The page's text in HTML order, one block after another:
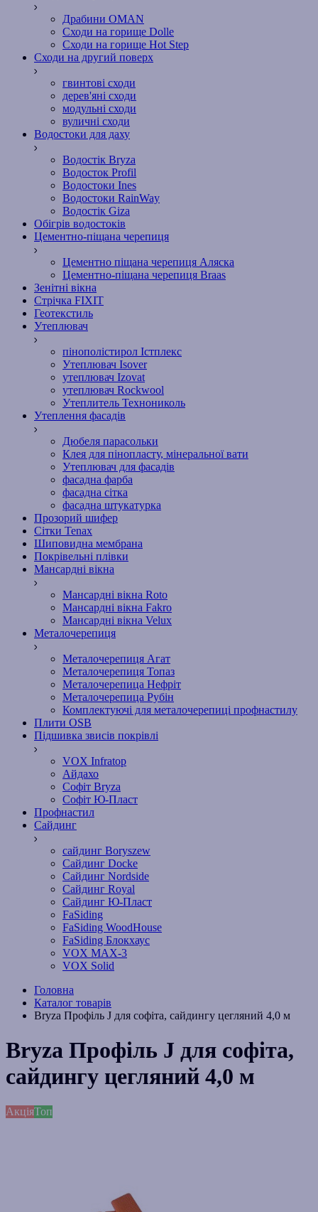
Драбини OMAN
Сходи на горище Dolle
Сходи на горище Hot Step
Сходи на другий поверх
гвинтові сходи
дерев'яні сходи
модульні сходи
вуличні сходи
Водостоки для даху
Водостік Bryza
Водосток Profil
Водостоки Ines
Водостоки RainWay
Водостік Giza
Обігрів водостоків
Цементно-піщана черепиця
Цементно піщана черепиця Аляска
Цементно-піщана черепиця Braas
Зенітні вікна
Стрічка FIXIT
Геотекстиль
Утеплювач
пінополістирол Істплекс
Утеплювач Isover
утеплювач Izovat
утеплювач Rockwool
Утеплитель Технониколь
Утеплення фасадів
Дюбеля парасольки
Клея для пінопласту, мінеральної вати
Утеплювач для фасадів
фасадна фарба
фасадна сітка
фасадна штукатурка
Прозорий шифер
Сітки Tenax
Шиповидна мембрана
Покрівельні плівки
Мансардні вікна
Мансардні вікна Roto
Мансардні вікна Fakro
Мансардні вікна Velux
Металочерепиця
Металочерепиця Агат
Металочерепиця Топаз
Металочерепица Нефріт
Металочерепица Рубін
Комплектуючі для металочерепиці профнастилу
Плити OSB
Підшивка звисів покрівлі
VOX Infratop
Айдахо
Софiт Bryza
Софiт Ю-Пласт
Профнастил
Сайдинг
сайдинг Boryszew
Сайдинг Docke
Сайдинг Nordside
Сайдинг Royal
Сайдинг Ю-Пласт
FaSiding
FaSiding WoodHouse
FaSiding Блокхаус
VOX MAX-3
VOX Solid
Головна
Каталог товарів
Bryza Профіль J для софіта, сайдингу цегляний 4,0 м
Bryza Профіль J для софіта,
сайдингу цегляний 4,0 м
АкціяТоп